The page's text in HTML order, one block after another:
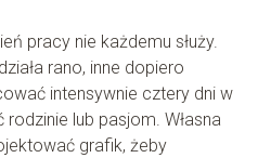
pracy nie każdemu służy.
rano, inne dopiero
intensywnie cztery dni w
lub pasjom. Własna
grafik, żeby